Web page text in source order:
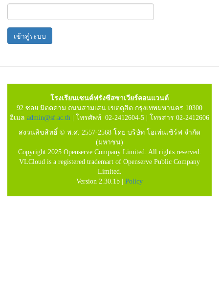
เข้าสู่ระบบ
โรงเรียนเซนต์ฟรังซีสซาเวียร์คอนแวนต์
92 ซอย มิตตคาม ถนนสามเสน เขตดุสิต กรุงเทพมหานคร 10300
อีเมล admin@sf.ac.th | โทรศัพท์ 02-2412604-5 | โทรสาร 02-2412606
สงวนลิขสิทธิ์ © พ.ศ. 2557-2568 โดย บริษัท โอเพ่นเซิร์ฟ จำกัด
(มหาชน)
Copyright 2025 Openserve Company Limited. All rights reserved.
VLCloud is a registered trademart of Openserve Public Company
Limited.
Version 2.30.1b | Policy